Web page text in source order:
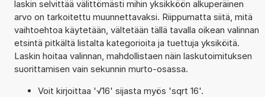
laskin selvittää välittömästi mihin yksikköön alkuperäinen
arvo on tarkoitettu muunnettavaksi. Riippumatta siitä, mitä
vaihtoehtoa käytetään, vältetään tällä tavalla oikean valinnan
etsintä pitkältä listalta kategorioita ja tuettuja yksiköitä.
Laskin hoitaa valinnan, mahdollistaen näin laskutoimituksen
suorittamisen vain sekunnin murto-osassa.
Voit kirjoittaa '√16' sijasta myös 'sqrt 16'.